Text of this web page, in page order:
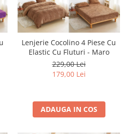
Lenjerie Cocolino 4 Piese Cu
Elastic Cu Fluturi - Maro
229,00 Lei
179,00 Lei
ADAUGA IN COS